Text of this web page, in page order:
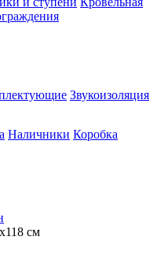
Звукоизоляция
Наличники Коробка
см